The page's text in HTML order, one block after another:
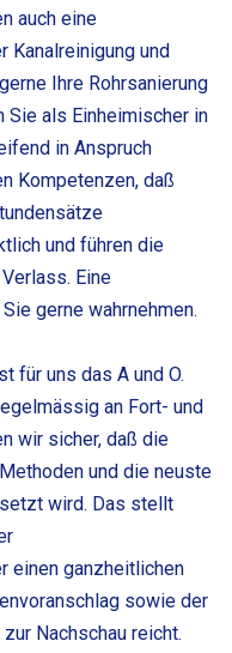
auch eine
Kanalreinigung und
Ihre Rohrsanierung
Sie als Einheimischer in
in Anspruch
Kompetenzen, daß
und führen die
Eine
gerne wahrnehmen.
für uns das A und O.
an Fort- und
wir sicher, daß die
und die neuste
wird. Das stellt
einen ganzheitlichen
sowie der
Nachschau reicht.